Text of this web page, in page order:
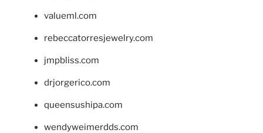
valueml.com
rebeccatorresjewelry.com
jmpbliss.com
drjorgerico.com
queensushipa.com
wendyweimerdds.com